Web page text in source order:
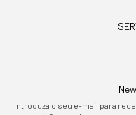
Introduza o seu e-mail para